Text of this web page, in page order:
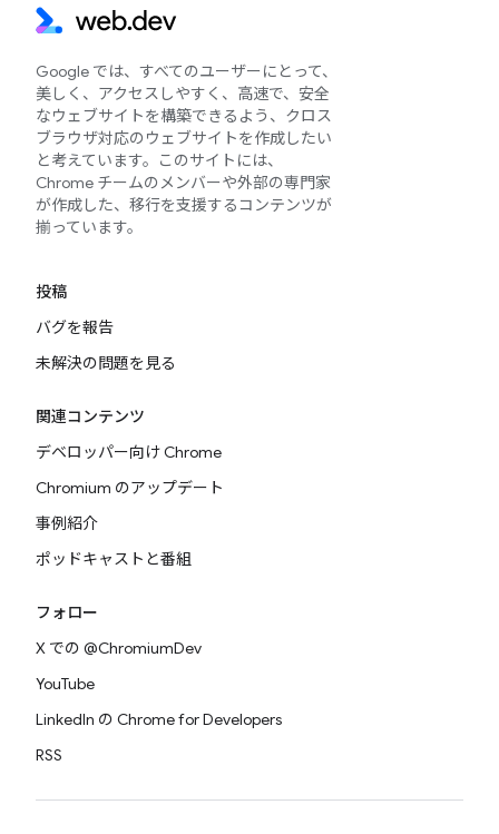
Google では、すべてのユーザーにとって、
美しく、アクセスしやすく、高速で、安全
なウェブサイトを構築できるよう、クロス
ブラウザ対応のウェブサイトを作成したい
と考えています。このサイトには、
Chrome チームのメンバーや外部の専門家
が作成した、移行を支援するコンテンツが
揃っています。
投稿
バグを報告
未解決の問題を見る
関連コンテンツ
デベロッパー向け Chrome
Chromium のアップデート
事例紹介
ポッドキャストと番組
フォロー
X での @ChromiumDev
YouTube
LinkedIn の Chrome for Developers
RSS